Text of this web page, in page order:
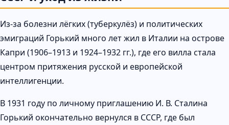
Из-за болезни лёгких (туберкулёз) и политических
эмиграций Горький много лет жил в Италии на острове
Капри (1906–1913 и 1924–1932 гг.), где его вилла стала
центром притяжения русской и европейской
интеллигенции.
В 1931 году по личному приглашению И. В. Сталина
Горький окончательно вернулся в СССР, где был